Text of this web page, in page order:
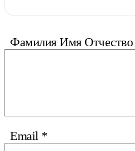
Фамилия Имя Отчество
Email *